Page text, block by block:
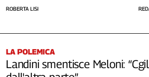
ROBERTA LISI
LA POLEMICA
Landini smentisce Meloni: